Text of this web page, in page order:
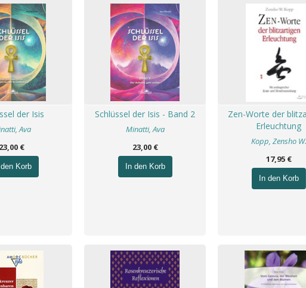
der Isis
Ava
23,00 €
den Korb
Schlüssel der Isis - Band 2
Minatti, Ava
23,00 €
In den Korb
Zen-Worte der
Erleuchtung
Kopp, Zensho W.
17,95 €
In den Korb